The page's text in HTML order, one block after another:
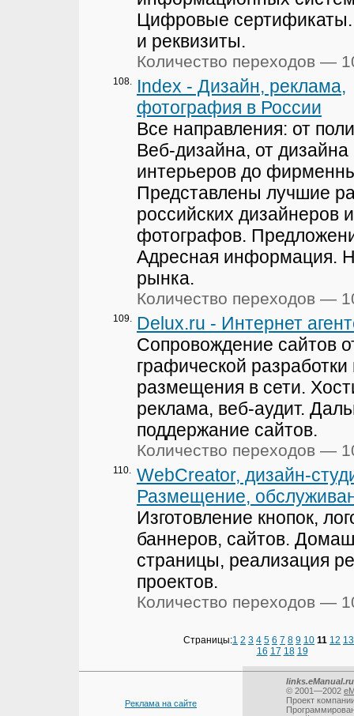
Цифровые сертификаты.
и реквизиты.
Количество переходов —
108.
Index - Дизайн, реклама,
фотография в России
Все направления: от
Веб-дизайна, от дизайна
интерьеров до
Представлены лучшие
российских дизайнеров и
фотографов.
Адресная информация.
рынка.
Количество переходов —
109.
Delux.ru - Интернет
Сопровождение сайтов
графической разработки
размещения в сети.
реклама, веб-аудит.
поддержание сайтов.
Количество переходов —
110.
WebCreator, дизайн-
Размещение,
Изготовление кнопок,
баннеров, сайтов.
страницы, реализация
проектов.
Количество переходов —
Страницы:1 2 3 4 5 6 7 8 9 10 11 12 13
16 17 18 19
Реклама на сайте
links.eManual.ru
© 2001—2002
Проект